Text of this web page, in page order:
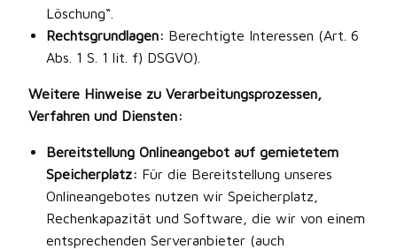
Löschung“.
Rechtsgrundlagen: Berechtigte Interessen (Art. 6
Abs. 1 S. 1 lit. f) DSGVO).
Weitere Hinweise zu Verarbeitungsprozessen,
Verfahren und Diensten:
Bereitstellung Onlineangebot auf gemietetem
Speicherplatz: Für die Bereitstellung unseres
Onlineangebotes nutzen wir Speicherplatz,
Rechenkapazität und Software, die wir von einem
entsprechenden Serveranbieter (auch